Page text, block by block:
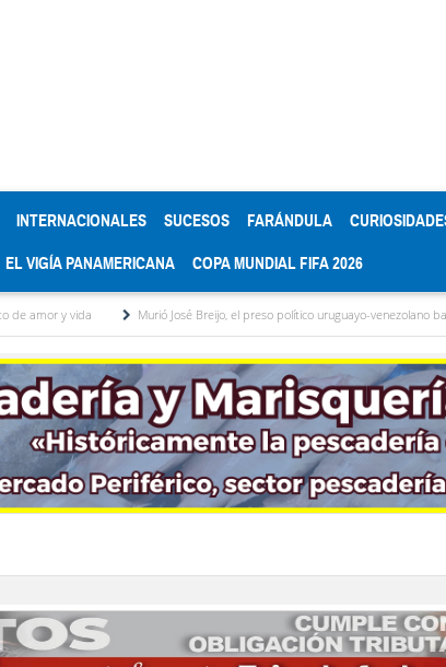
INTERNACIONALES SUCESOS FARÁNDULA
EL VIGÍA PANAMERICANA COPA MUNDIAL FIFA 2026
Murió José Breijo, el preso político uruguayo-venezolano bajo arresto